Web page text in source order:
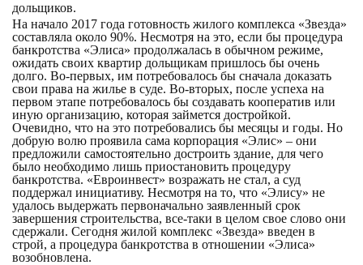
дольщиков.
На начало 2017 года готовность жилого комплекса «Звезда»
составляла около 90%. Несмотря на это, если бы процедура
банкротства «Элиса» продолжалась в обычном режиме,
ожидать своих квартир дольщикам пришлось бы очень
долго. Во-первых, им потребовалось бы сначала доказать
свои права на жилье в суде. Во-вторых, после успеха на
первом этапе потребовалось бы создавать кооператив или
иную организацию, которая займется достройкой.
Очевидно, что на это потребовались бы месяцы и годы. Но
добрую волю проявила сама корпорация «Элис» – они
предложили самостоятельно достроить здание, для чего
было необходимо лишь приостановить процедуру
банкротства. «Евроинвест» возражать не стал, а суд
поддержал инициативу. Несмотря на то, что «Элису» не
удалось выдержать первоначально заявленный срок
завершения строительства, все-таки в целом свое слово они
сдержали. Сегодня жилой комплекс «Звезда» введен в
строй, а процедура банкротства в отношении «Элиса»
возобновлена.